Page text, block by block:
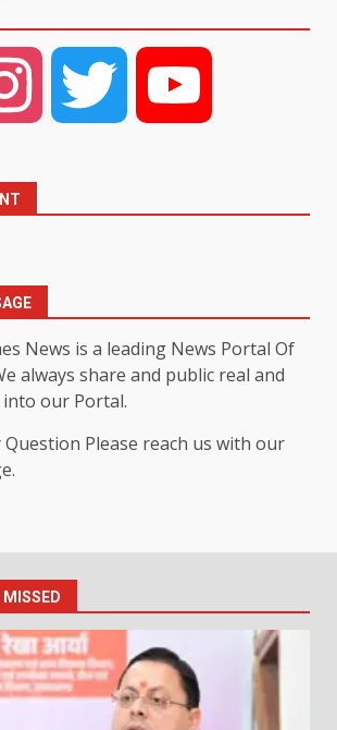
Instagram Twitter
News is a leading News Portal Of
always share and public real and
our Portal.
Question Please reach us with our
MISSED